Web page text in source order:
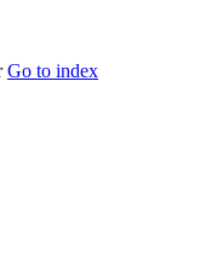
Go to index